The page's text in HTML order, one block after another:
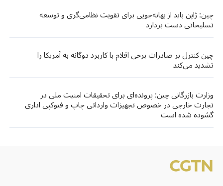
چین: ژاپن باید از بهانه‌جویی برای تقویت نظامی‌گری و توسعه
تسلیحاتی دست بردارد
چین کنترل بر صادرات برخی اقلام با کاربرد دوگانه به آمریکا را
تشدید می‌کند
وزارت بازرگانی چین: پرونده‌ای برای تحقیقات امنیت ملی در
تجارت خارجی در خصوص تجهیزات وارداتی چاپ و فتوکپی اداری
گشوده شده است